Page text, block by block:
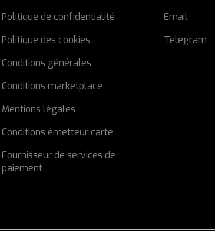
Politique de confidentialité
Politique des cookies
Conditions générales
Conditions marketplace
Mentions légales
Conditions émetteur carte
Fournisseur de services de
paiement
Email
Telegram